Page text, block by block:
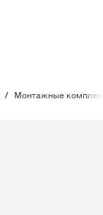
/ Монтажные